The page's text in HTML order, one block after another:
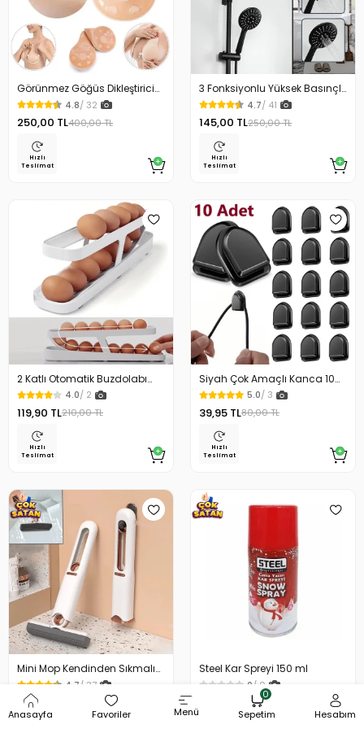
Anasayfa Favoriler Menü
0
Sepetim
Hesabım
Görünmez Göğüs Dikleştirici
Yapışkan Sütyen L-XL
4.8/ 32
250,00 TL400,00 TL
Hızlı
Teslimat
3 Fonksiyonlu Yüksek Basınçlı
Duş Başlığı Siyah
4.7/ 41
145,00 TL250,00 TL
Hızlı
Teslimat
2 Katlı Otomatik Buzdolabı
Yumurta Standı
4.0/ 2
119,90 TL210,00 TL
Hızlı
Teslimat
Siyah Çok Amaçlı Kanca 10
Lu
5.0/ 3
39,95 TL80,00 TL
Hızlı
Teslimat
Mini Mop Kendinden Sıkmalı
Mini Temizlik Paspası
4.7/ 37
120,00 TL 200,00 TL
Steel Kar Spreyi 150 ml
0/ 0
130,00 TL